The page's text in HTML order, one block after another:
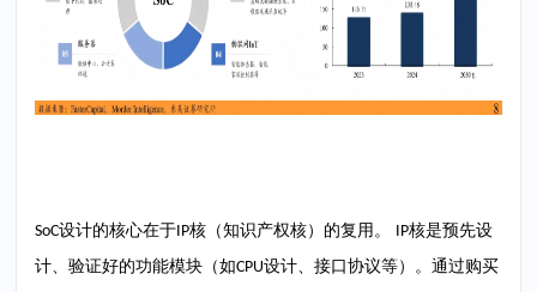
SoC设计的核心在于IP核（知识产权核）的复用。 IP核是预先设
计、验证好的功能模块（如CPU设计、接口协议等）。通过购买